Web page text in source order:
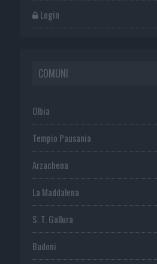
Login
COMUNI
Olbia
Tempio Pausania
Arzachena
La Maddalena
S. T. Gallura
Budoni